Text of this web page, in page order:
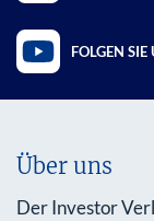
FOLGEN
Über uns
Der Investor